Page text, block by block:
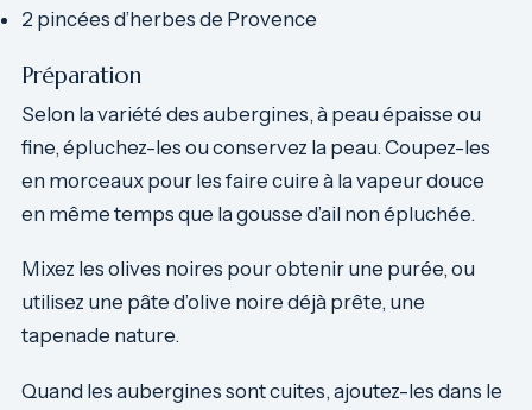
2 pincées d’herbes de Provence
Préparation
Selon la variété des aubergines, à peau épaisse ou
fine, épluchez-les ou conservez la peau. Coupez-les
en morceaux pour les faire cuire à la vapeur douce
en même temps que la gousse d’ail non épluchée.
Mixez les olives noires pour obtenir une purée, ou
utilisez une pâte d’olive noire déjà prête, une
tapenade nature.
Quand les aubergines sont cuites, ajoutez-les dans le